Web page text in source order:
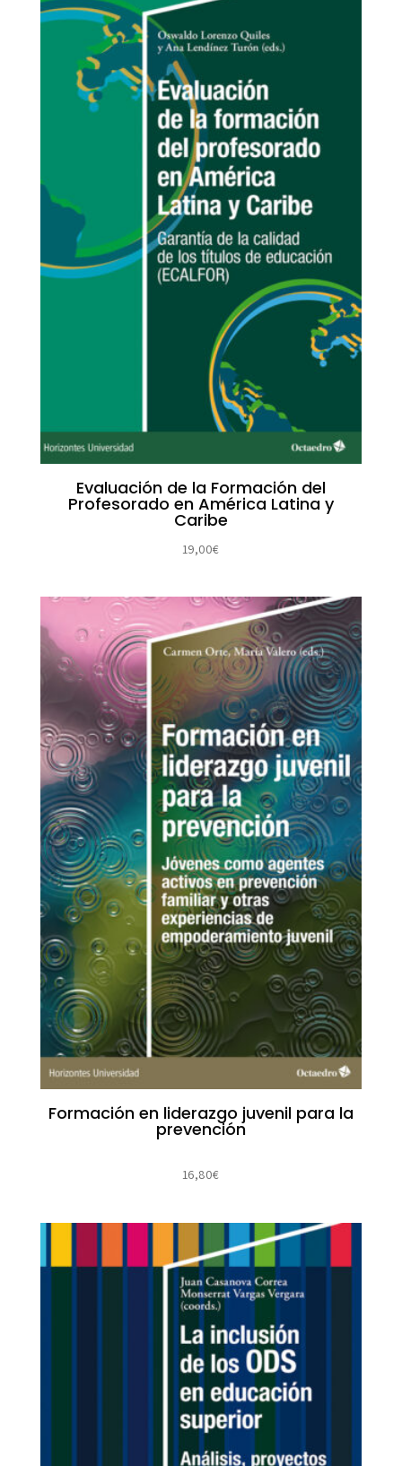
Evaluación de la Formación del
Profesorado en América Latina y
Caribe
19,00€
Formación en liderazgo juvenil para la
prevención
16,80€